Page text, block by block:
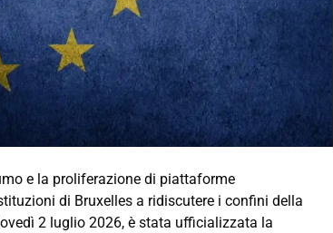
e la proliferazione di piattaforme
di Bruxelles a ridiscutere i confini della
2 luglio 2026, è stata ufficializzata la